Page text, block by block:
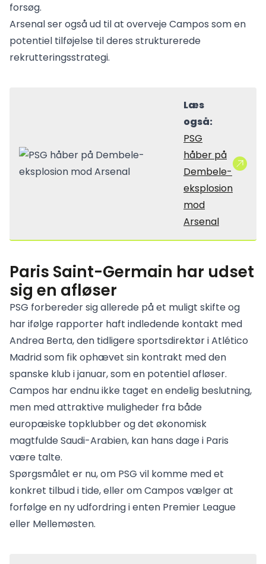
forsøg.
Arsenal ser også ud til at overveje Campos som en
potentiel tilføjelse til deres strukturerede
rekrutteringsstrategi.
Læs
også:
PSG
håber på
Dembele-
eksplosion
mod
Arsenal
Paris Saint-Germain har udset
sig en afløser
PSG forbereder sig allerede på et muligt skifte og
har ifølge rapporter haft indledende kontakt med
Andrea Berta, den tidligere sportsdirektør i Atlético
Madrid som fik ophævet sin kontrakt med den
spanske klub i januar, som en potentiel afløser.
Campos har endnu ikke taget en endelig beslutning,
men med attraktive muligheder fra både
europæiske topklubber og det økonomisk
magtfulde Saudi-Arabien, kan hans dage i Paris
være talte.
Spørgsmålet er nu, om PSG vil komme med et
konkret tilbud i tide, eller om Campos vælger at
forfølge en ny udfordring i enten Premier League
eller Mellemøsten.